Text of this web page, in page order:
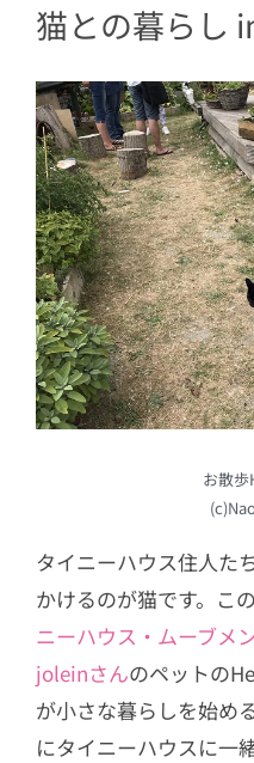
猫との暮らし
お散
タイニーハウス住人た
かけるのが猫です。こ
ニーハウス・ムーブメ
joleinさんのペットの
が小さな暮らしを始め
にタイニーハウスに一